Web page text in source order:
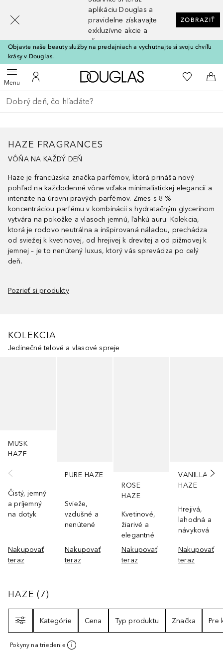
aplikáciu Douglas a
pravidelne získavajte
exkluzívne akcie a
zľavy
ZOBRAZIŤ
Objavte naše beauty služby na predajniach a vychutnajte si svoju chvíľu
krásy v Douglas.
MenuOtvoriť menuDo môjho účtu
Domov Do môjho
Do
Choď späť
Vykonajte vyhľadávanie
HAZE FRAGRANCES
VÔŇA NA KAŽDÝ DEŇ
Haze je francúzska značka parfémov, ktorá prináša nový
pohľad na každodenné vône vďaka minimalistickej elegancii a
intenzite na úrovni pravých parfémov. Zmes s 8 %
koncentráciou parfému v kombinácii s hydratačným glycerínom
vytvára na pokožke a vlasoch jemnú, ľahkú auru. Kolekcia,
ktorá je rodovo neutrálna a inšpirovaná náladou, prechádza
od sviežej k kvetinovej, od hrejivej k drevitej a od pižmovej k
jemnej – je to nenútený luxus, ktorý vás sprevádza po celý
deň.
Pozrieť si produkty
KOLEKCIA
Jedinečné telové a vlasové spreje
MUSK
HAZE
Čistý, jemný
a príjemný
na dotyk
Nakupovať
teraz
PURE HAZE
Svieže,
vzdušné a
nenútené
Nakupovať
teraz
ROSE
HAZE
Kvetinové,
žiarivé a
elegantné
Nakupovať
teraz
VANILLA
HAZE
Hrejivá,
lahodná a
návyková
Nakupovať
teraz
HAZE7
HAZE (7)
Kategórie
Cena Typ produktu Značka Pre
Pokyny na triedenie
[navigation.slideout.screenreader]